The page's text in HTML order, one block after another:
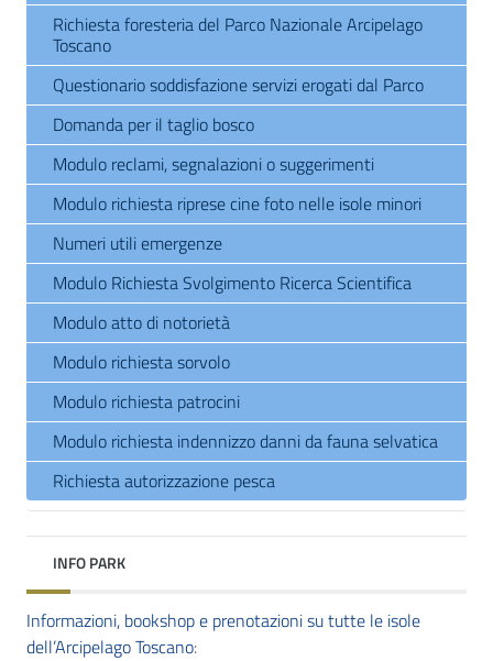
Richiesta foresteria del Parco Nazionale Arcipelago
Toscano
Questionario soddisfazione servizi erogati dal Parco
Domanda per il taglio bosco
Modulo reclami, segnalazioni o suggerimenti
Modulo richiesta riprese cine foto nelle isole minori
Numeri utili emergenze
Modulo Richiesta Svolgimento Ricerca Scientifica
Modulo atto di notorietà
Modulo richiesta sorvolo
Modulo richiesta patrocini
Modulo richiesta indennizzo danni da fauna selvatica
Richiesta autorizzazione pesca
INFO PARK
Informazioni, bookshop e prenotazioni su tutte le isole
dell’Arcipelago Toscano: